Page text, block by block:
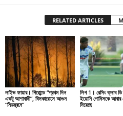
RELATED ARTICLES
লাইভ ফায়ার। গিরোন্ডে “প্রথম দিন
একটু আশাবাদী”, বিসকারোসে আগুন
“নিয়ন্ত্রনে”
লিগ 1। রেসিং ক্লাব ডি
ইয়োনি গোমিসকে আবার
দিয়েছে